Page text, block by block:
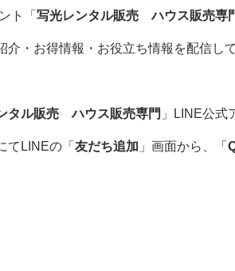
ト「 写光レンタル販売 ハウス販売専
介・お得情報・お役立ち情報を配信し
タル販売 ハウス販売専門 」LINE公
てLINEの「 友だち追加 」画面から、「